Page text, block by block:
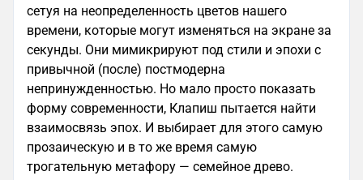
сетуя на неопределенность цветов нашего
времени, которые могут изменяться на экране за
секунды. Они мимикрируют под стили и эпохи с
привычной (после) постмодерна
непринужденностью. Но мало просто показать
форму современности, Клапиш пытается найти
взаимосвязь эпох. И выбирает для этого самую
прозаическую и в то же время самую
трогательную метафору — семейное древо.